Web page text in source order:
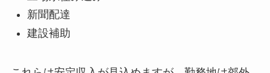
新聞配達
建設補助